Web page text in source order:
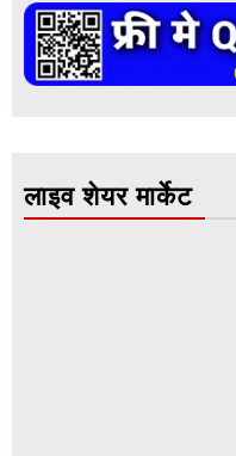
लाइव शेयर मार्केट